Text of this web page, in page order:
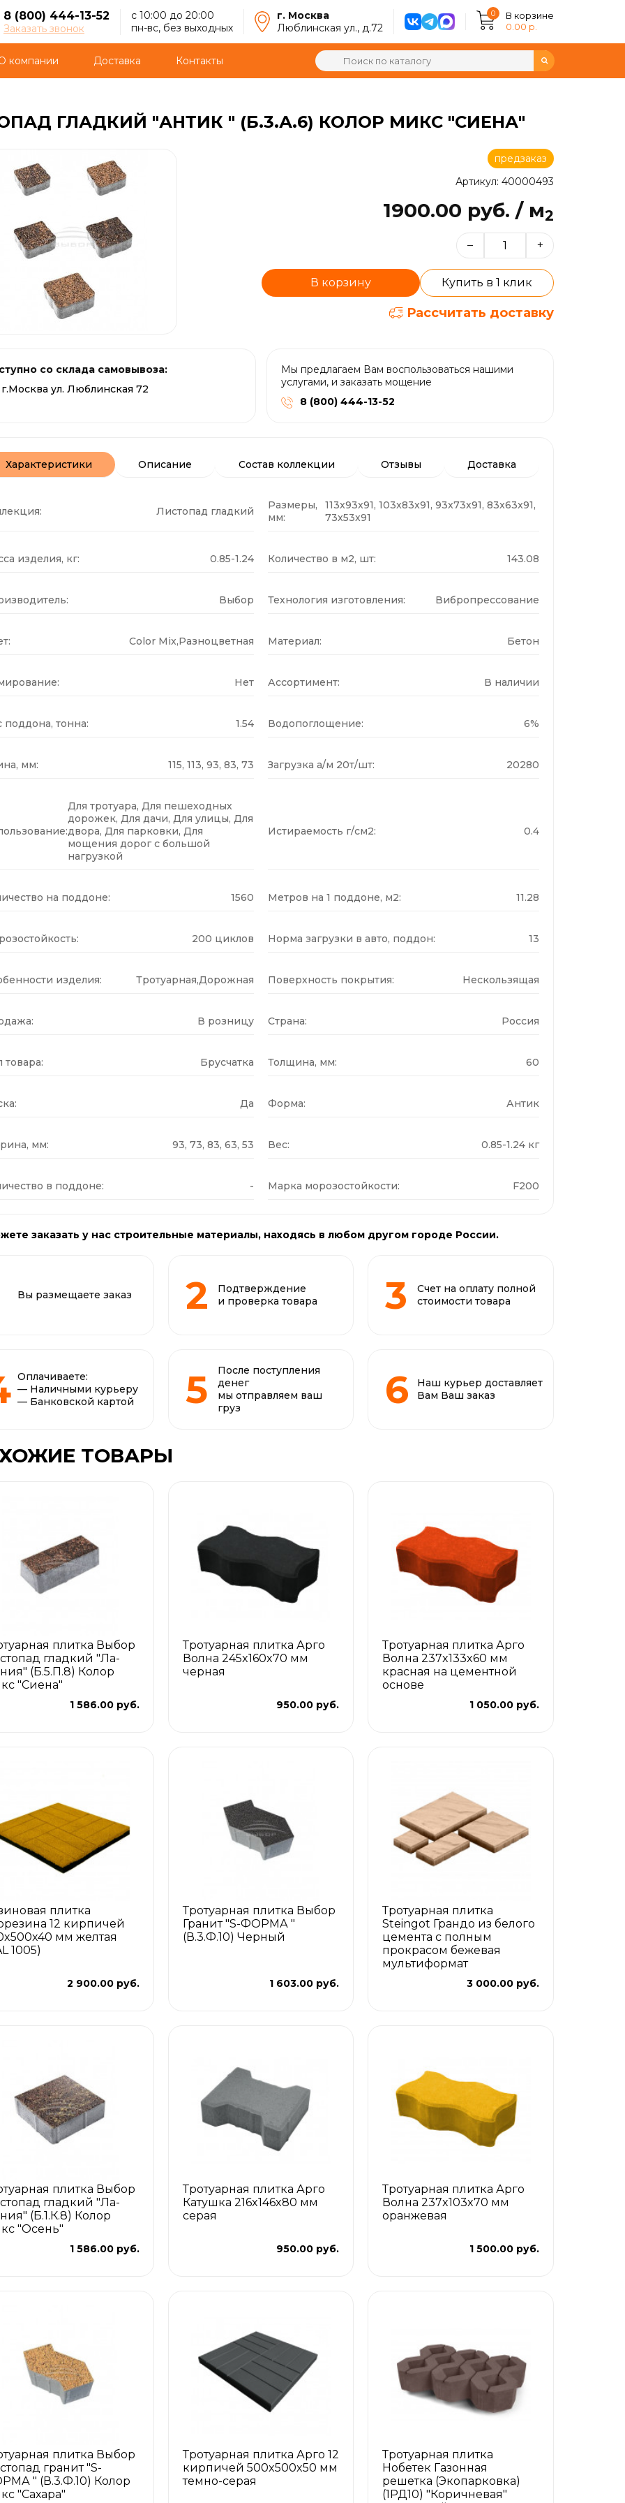
8 (800) 444-13-52
Заказать звонок
с 10:00 до 20:00
пн-вс, без выходных
г. Москва
Люблинская ул., д.72
0
В корзине
0.00 р.
компании Доставка Контакты
ГЛАДКИЙ "АНТИК " (Б.3.А.6) КОЛОР МИКС "СИЕНА"
предзаказ
Артикул: 40000493
1900.00 руб. / м2
– +
В корзину Купить в 1 клик
Рассчитать доставку
со склада самовывоза:
г.Москва ул. Люблинская 72
Мы предлагаем Вам воспользоваться нашими
услугами, и заказать мощение
8 (800) 444-13-52
Характеристики Описание Состав коллекции Отзывы Доставка
Листопад гладкий
Размеры,
мм:
113x93x91, 103x83x91, 93x73x91, 83x63x91,
73x53x91
изделия, кг: 0.85-1.24 Количество в м2, шт: 143.08
Выбор Технология изготовления: Вибропрессование
Color Mix,Разноцветная Материал: Бетон
Нет Ассортимент: В наличии
поддона, тонна: 1.54 Водопоглощение: 6%
мм: 115, 113, 93, 83, 73 Загрузка а/м 20т/шт: 20280
Для тротуара, Для пешеходных
дорожек, Для дачи, Для улицы, Для
двора, Для парковки, Для
мощения дорог с большой
нагрузкой
Истираемость г/см2: 0.4
на поддоне: 1560 Метров на 1 поддоне, м2: 11.28
200 циклов Норма загрузки в авто, поддон: 13
изделия: Тротуарная,Дорожная Поверхность покрытия: Нескользящая
В розницу Страна: Россия
товара: Брусчатка Толщина, мм: 60
Да Форма: Антик
мм: 93, 73, 83, 63, 53 Вес: 0.85-1.24 кг
в поддоне: - Марка морозостойкости: F200
заказать у нас строительные материалы, находясь в любом другом городе России.
Вы размещаете заказ
Подтверждение
и проверка товара
Счет на оплату полной
стоимости товара
Оплачиваете:
— Наличными курьеру
— Банковской картой
После поступления
денег
мы отправляем ваш
груз
Наш курьер доставляет
Вам Ваш заказ
ТОВАРЫ
плитка Выбор
гладкий "Ла-
(Б.5.П.8) Колор
"Сиена"
1 586.00 руб.
Тротуарная плитка Арго
Волна 245x160x70 мм
черная
950.00 руб.
Тротуарная плитка Арго
Волна 237x133x60 мм
красная на цементной
основе
1 050.00 руб.
плитка
12 кирпичей
мм желтая
1005)
2 900.00 руб.
Тротуарная плитка Выбор
Гранит "S-ФОРМА "
(В.3.Ф.10) Черный
1 603.00 руб.
Тротуарная плитка
Steingot Грандо из белого
цемента с полным
прокрасом бежевая
мультиформат
3 000.00 руб.
плитка Выбор
гладкий "Ла-
(Б.1.К.8) Колор
"Осень"
1 586.00 руб.
Тротуарная плитка Арго
Катушка 216x146x80 мм
серая
950.00 руб.
Тротуарная плитка Арго
Волна 237x103x70 мм
оранжевая
1 500.00 руб.
плитка Выбор
гранит "S-
" (В.3.Ф.10) Колор
"Сахара"
Тротуарная плитка Арго 12
кирпичей 500x500x50 мм
темно-серая
Тротуарная плитка
Нобетек Газонная
решетка (Экопарковка)
(1РД10) "Коричневая"